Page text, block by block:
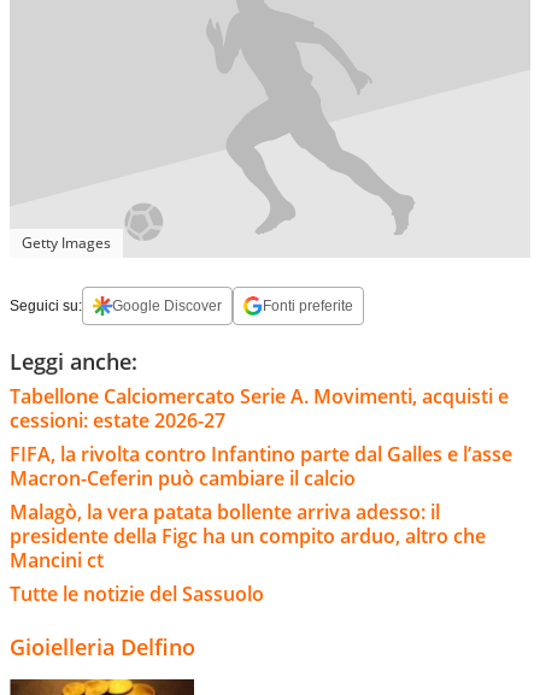
Getty Images
Seguici su: Google Discover Fonti preferite
Leggi anche:
Tabellone Calciomercato Serie A. Movimenti, acquisti e
cessioni: estate 2026-27
FIFA, la rivolta contro Infantino parte dal Galles e l’asse
Macron-Ceferin può cambiare il calcio
Malagò, la vera patata bollente arriva adesso: il
presidente della Figc ha un compito arduo, altro che
Mancini ct
Tutte le notizie del Sassuolo
Gioielleria Delfino